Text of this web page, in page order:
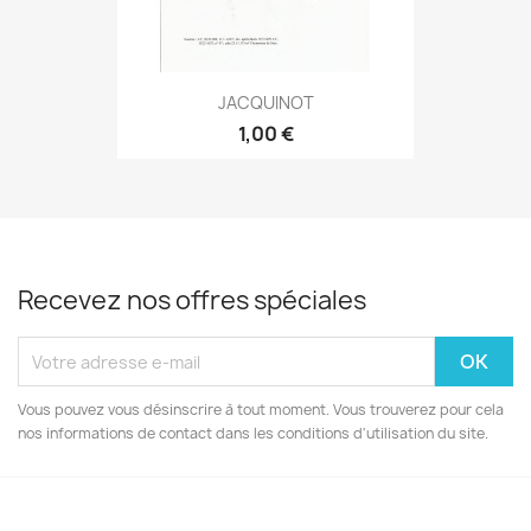
JACQUINOT
1,00 €
Recevez nos offres spéciales
Vous pouvez vous désinscrire à tout moment. Vous trouverez pour cela
nos informations de contact dans les conditions d'utilisation du site.